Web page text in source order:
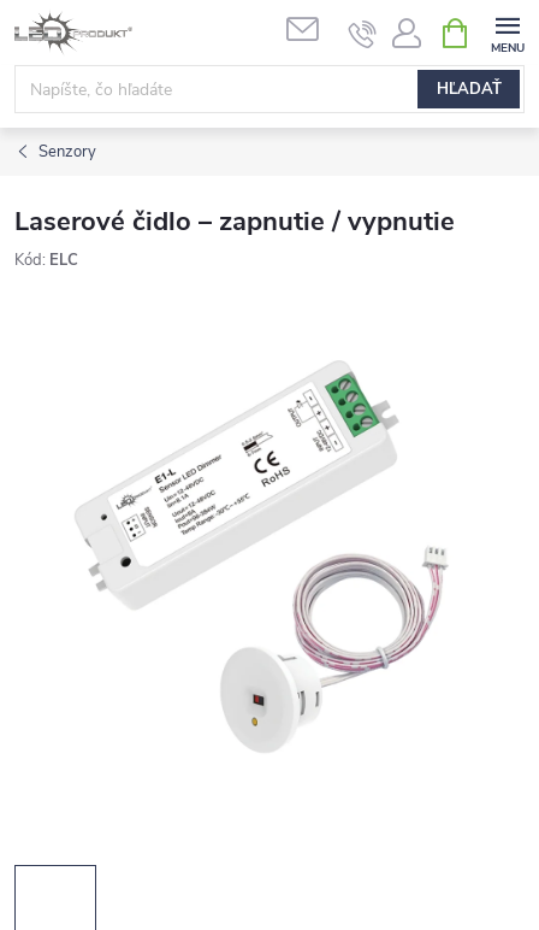
Prejsť
na
obsah
HĽADAŤ
KOŠÍK
Senzory
Laserové čidlo – zapnutie / vypnutie
Kód: ELC